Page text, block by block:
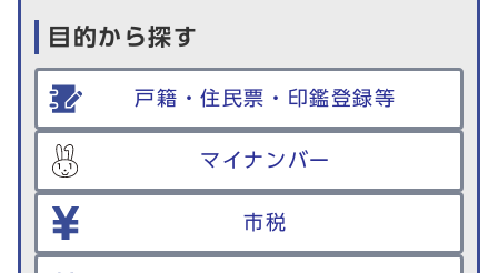
目的から探す
戸籍・住民票・印鑑登録等
マイナンバー
市税